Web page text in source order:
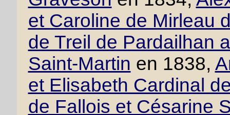
et Caroline de Mirleau
de Treil de Pardailhan
Saint-Martin en 1838,
et Elisabeth Cardinal
de Fallois et Césarine